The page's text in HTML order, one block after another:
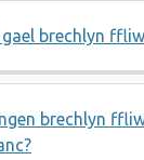
brechlyn
brechlyn